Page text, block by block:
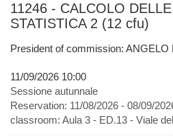
11246 - CALCOLO
STATISTICA 2 (12 cfu)
President of commission: ANGELO
11/09/2026 10:00
Sessione autunnale
Reservation: 11/08/2026 - 08/09/
classroom: Aula 3 - ED.13 - Viale